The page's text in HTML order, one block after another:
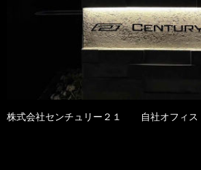
株式会社センチュリー２１ 自社オフィス